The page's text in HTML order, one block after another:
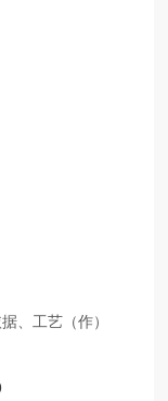
、工艺（作）